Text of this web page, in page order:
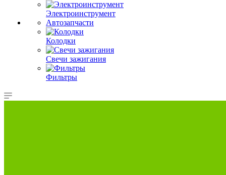
Электроинструмент
Автозапчасти
Колодки
Свечи зажигания
Фильтры